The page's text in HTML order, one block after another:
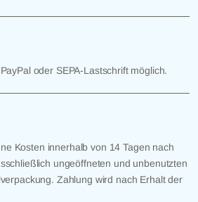
oder SEPA-Lastschrift möglich.
Kosten innerhalb von 14 Tagen nach
ungeöffneten und unbenutzten
Zahlung wird nach Erhalt der